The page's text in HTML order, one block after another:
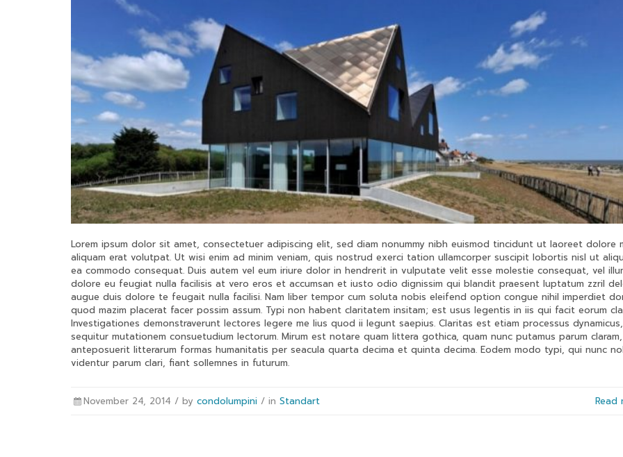
Lorem ipsum dolor sit amet, consectetuer adipiscing elit, sed diam nonummy nibh euismod tincidunt ut laoreet dolore
aliquam erat volutpat. Ut wisi enim ad minim veniam, quis nostrud exerci tation ullamcorper suscipit lobortis nisl ut
ea commodo consequat. Duis autem vel eum iriure dolor in hendrerit in vulputate velit esse molestie consequat, vel
dolore eu feugiat nulla facilisis at vero eros et accumsan et iusto odio dignissim qui blandit praesent luptatum zzril
augue duis dolore te feugait nulla facilisi. Nam liber tempor cum soluta nobis eleifend option congue nihil imperdiet
quod mazim placerat facer possim assum. Typi non habent claritatem insitam; est usus legentis in iis qui facit eorum
Investigationes demonstraverunt lectores legere me lius quod ii legunt saepius. Claritas est etiam processus
sequitur mutationem consuetudium lectorum. Mirum est notare quam littera gothica, quam nunc putamus parum claram,
anteposuerit litterarum formas humanitatis per seacula quarta decima et quinta decima. Eodem modo typi, qui nunc
videntur parum clari, fiant sollemnes in futurum.
November 24, 2014 /bycondolumpini / inStandart